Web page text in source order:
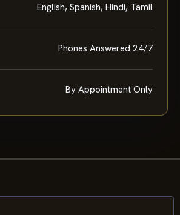
English, Spanish, Hindi, Tamil
Phones Answered 24/7
By Appointment Only